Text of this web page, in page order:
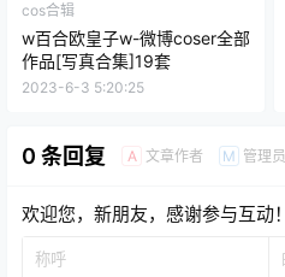
cos合辑
w百合欧皇子w-微博coser全部
作品[写真合集]19套
2023-6-3 5:20:25
0 条回复 A 文章作者 M 管理员
欢迎您，新朋友，感谢参与互动！